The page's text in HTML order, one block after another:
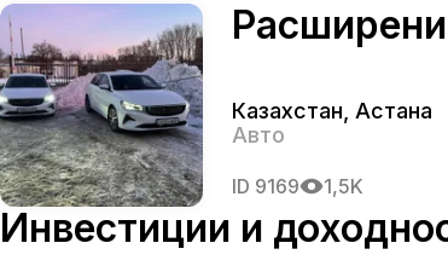
ID 9169 1,5K
Казахстан Астана
Авто
Инвестиции и